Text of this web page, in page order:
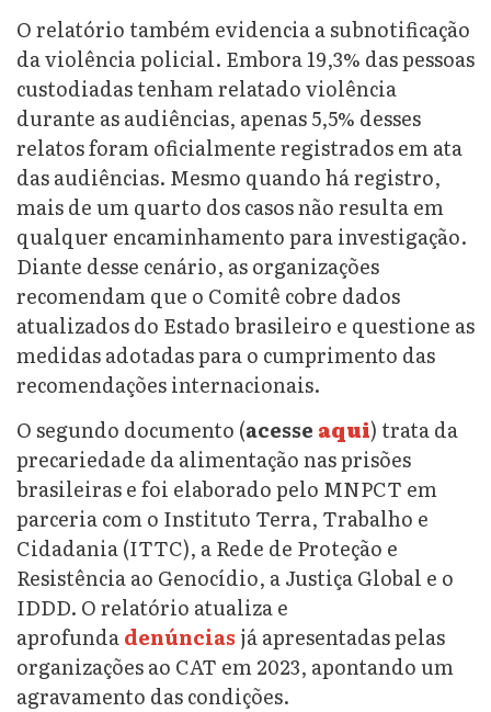
O relatório também evidencia a subnotificação
da violência policial. Embora 19,3% das pessoas
custodiadas tenham relatado violência
durante as audiências, apenas 5,5% desses
relatos foram oficialmente registrados em ata
das audiências. Mesmo quando há registro,
mais de um quarto dos casos não resulta em
qualquer encaminhamento para investigação.
Diante desse cenário, as organizações
recomendam que o Comitê cobre dados
atualizados do Estado brasileiro e questione as
medidas adotadas para o cumprimento das
recomendações internacionais.
O segundo documento (acesse aqui) trata da
precariedade da alimentação nas prisões
brasileiras e foi elaborado pelo MNPCT em
parceria com o Instituto Terra, Trabalho e
Cidadania (ITTC), a Rede de Proteção e
Resistência ao Genocídio, a Justiça Global e o
IDDD. O relatório atualiza e
aprofundadenúncias já apresentadas pelas
organizações ao CAT em 2023, apontando um
agravamento das condições.